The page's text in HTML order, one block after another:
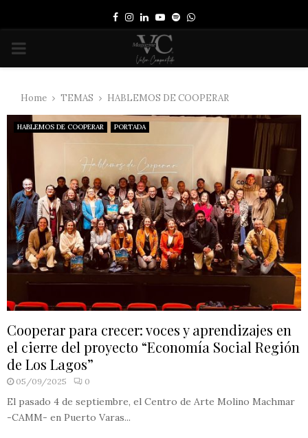
Facebook
Instagram
LinkedinYoutube
SpotifyWhatsapp
PRIMARY
Home TEMAS HABLEMOS DE COOPERAR
HABLEMOS DE COOPERAR PORTADA
Cooperar para crecer: voces y aprendizajes en
el cierre del proyecto “Economía Social Región
de Los Lagos”
05/09/2025 0
El pasado 4 de septiembre, el Centro de Arte Molino Machmar
-CAMM- en Puerto Varas...